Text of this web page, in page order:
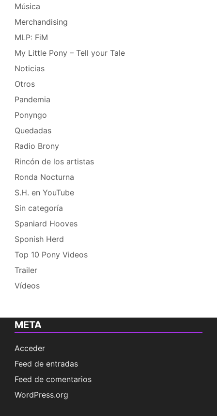
Música
Merchandising
MLP: FiM
My Little Pony – Tell your Tale
Noticias
Otros
Pandemia
Ponyngo
Quedadas
Radio Brony
Rincón de los artistas
Ronda Nocturna
S.H. en YouTube
Sin categoría
Spaniard Hooves
Sponish Herd
Top 10 Pony Videos
Trailer
Vídeos
META
Acceder
Feed de entradas
Feed de comentarios
WordPress.org